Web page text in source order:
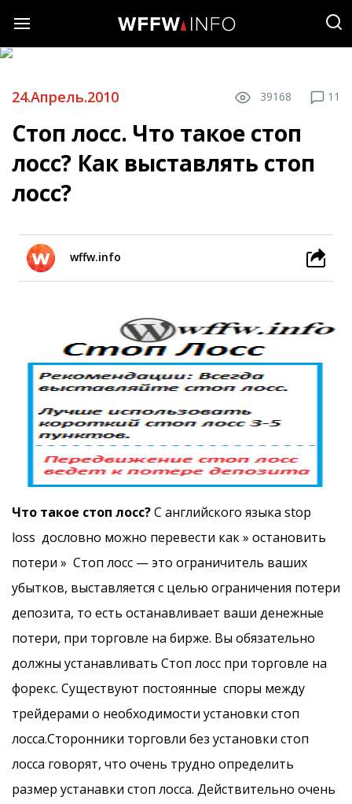
24.Апрель.2010 39168 11
Стоп лосс. Что такое стоп
лосс? Как выставлять стоп
лосс?
wffw.info
Что такое стоп лосс?С английского языка stop
loss дословно можно перевести как » остановить
потери » Стоп лосс — это ограничитель ваших
убытков, выставляется с целью ограничения потери
депозита, то есть останавливает ваши денежные
потери, при торговле на бирже. Вы обязательно
должны устанавливать Стоп лосс при торговле на
форекс. Существуют постоянные споры между
трейдерами о необходимости установки стоп
лосса.Сторонники торговли без установки стоп
лосса говорят, что очень трудно определить
размер устанавки стоп лосса. Действительно очень